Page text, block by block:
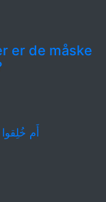
er de måske
أَم